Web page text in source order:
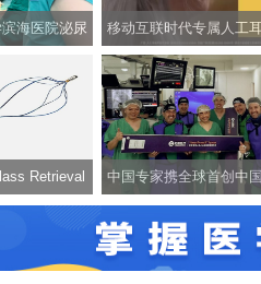
海医院泌尿 移动互联时代专属人工
耳Nucleus? 7声音处
Retrieval
石网篮正式
手术取石新
中国专家携全球首创中
新篇章